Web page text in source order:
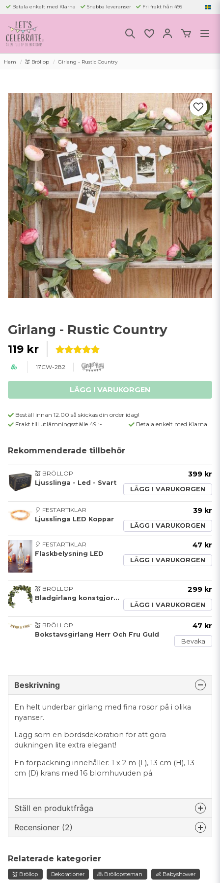
Betala enkelt med Klarna Snabba leveranser Fri frakt från 499
Hem 💒 Bröllop Girlang - Rustic Country
Girlang - Rustic Country
119 kr
17CW-282
LÄGG I VARUKORGEN
Beställ innan 12.00 så skickas din order idag!
Frakt till utlämningsställe 49 :-
Betala enkelt med Klarna
Rekommenderade tillbehör
💒 BRÖLLOP
Ljusslinga - Led - Svart
399 kr
LÄGG I VARUKORGEN
🎈 FESTARTIKLAR
Ljusslinga LED Koppar
39 kr
LÄGG I VARUKORGEN
🎈 FESTARTIKLAR
Flaskbelysning LED
47 kr
LÄGG I VARUKORGEN
💒 BRÖLLOP
Bladgirlang konstgjord med ljus 1,8m
299 kr
LÄGG I VARUKORGEN
💒 BRÖLLOP
Bokstavsgirlang Herr Och Fru Guld
47 kr
Bevaka
Beskrivning
En helt underbar girlang med fina rosor på i olika
nyanser.
Lägg som en bordsdekoration för att göra
dukningen lite extra elegant!
En förpackning innehåller: 1 x 2 m (L), 13 cm (H), 13
cm (D) krans med 16 blomhuvuden på.
Ställ en produktfråga
question
Fråga oss något om denna produkten...
Recensioner (2)
Katarina
Relaterade kategorier
💒 Bröllop Dekorationer 👰 Bröllopsteman 👶 Babyshower